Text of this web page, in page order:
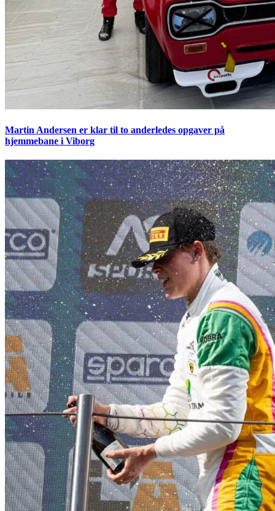
Martin Andersen er klar til to anderledes opgaver på
hjemmebane i Viborg